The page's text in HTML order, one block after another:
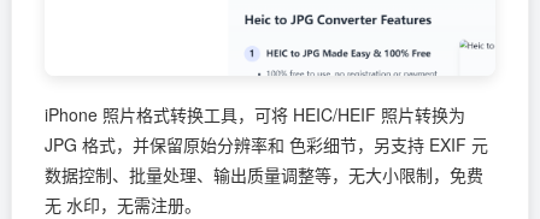
iPhone 照片格式转换工具，可将 HEIC/HEIF 照片转换为
JPG 格式，并保留原始分辨率和 色彩细节，另支持 EXIF 元
数据控制、批量处理、输出质量调整等，无大小限制，免费
无 水印，无需注册。